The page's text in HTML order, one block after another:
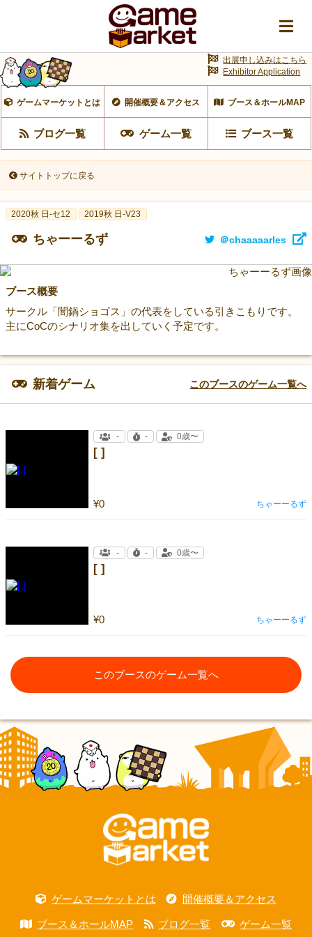
ゲームマーケットとは 開催概要＆アクセス ブース＆ホールMAP
ブログ一覧 ゲーム一覧 ブース一覧
出展申し込みはこちら
Exhibitor Application
サイトトップに戻る
2020秋 日-セ12 2019秋 日-V23
ちゃーーるず ＠chaaaaarles
ブース概要
サークル「闇鍋ショゴス」の代表をしている引きこもりです。
主にCoCのシナリオ集を出していく予定です。
新着ゲーム このブースのゲーム一覧へ
[ ]
¥0
- - 0歳〜
ちゃーーるず
[ ]
¥0
- - 0歳〜
ちゃーーるず
このブースのゲーム一覧へ
ゲームマーケットとは 開催概要＆アクセス
ブース＆ホールMAP ブログ一覧 ゲーム一覧